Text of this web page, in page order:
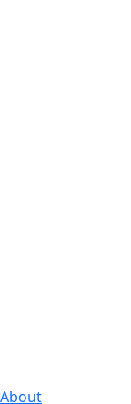
About